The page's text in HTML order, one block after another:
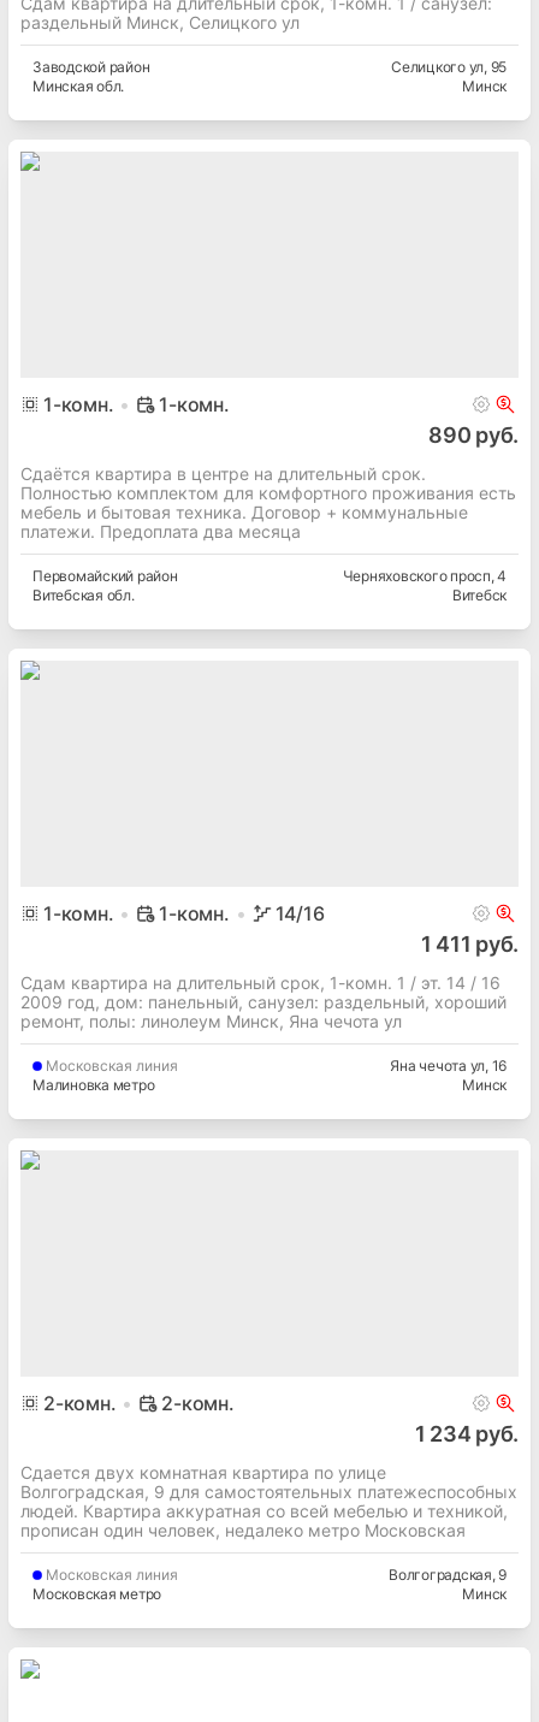
раздельный Минск, Селицкого ул
Заводскойрайон
Минская обл.
Селицкого ул, 95
Минск
1-комн. 1-комн.
890 руб.
Сдаётся квартира в центре на длительный срок.
Полностью комплектом для комфортного проживания есть
мебель и бытовая техника. Договор + коммунальные
платежи. Предоплата два месяца
Первомайский район
Витебская обл.
Черняховского просп, 4
Витебск
1-комн. 1-комн. 14/16
1 411 руб.
Сдам квартира на длительный срок, 1-комн. 1 / эт. 14 / 16
2009 год, дом: панельный, cанузел: раздельный, хороший
ремонт, полы: линолеум Минск, Яна чечота ул
Московская линия
Малиновка метро
Яна чечота ул, 16
Минск
2-комн. 2-комн.
1 234 руб.
Сдается двух комнатная квартира по улице
Волгоградская, 9 для самостоятельных платежеспособных
людей. Квартира аккуратная со всей мебелью и техникой,
прописан один человек, недалеко метро Московская
Московская линия
Московская метро
Волгоградская, 9
Минск